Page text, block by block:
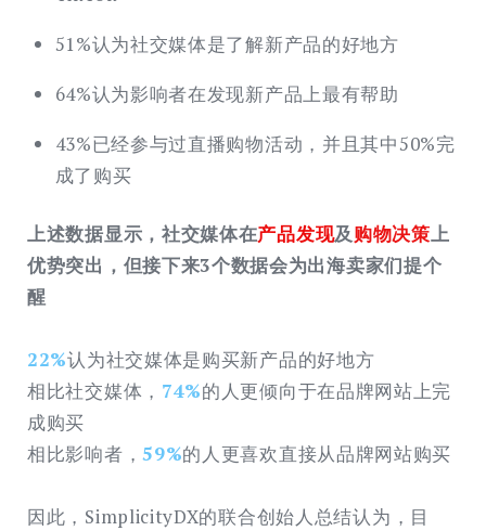
51%认为社交媒体是了解新产品的好地方
64%认为影响者在发现新产品上最有帮助
43%已经参与过直播购物活动，并且其中50%完
成了购买
上述数据显示，社交媒体在产品发现及购物决策上
优势突出，但接下来3个数据会为出海卖家们提个
醒
22%认为社交媒体是购买新产品的好地方
相比社交媒体， 74%的人更倾向于在品牌网站上完
成购买
相比影响者，59%的人更喜欢直接从品牌网站购买
因此，SimplicityDX的联合创始人总结认为，目